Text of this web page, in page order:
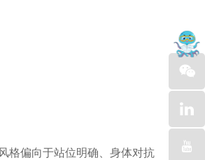
格偏向于站位明确、身体对抗